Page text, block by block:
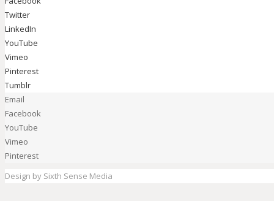
Twitter
LinkedIn
YouTube
Vimeo
Pinterest
Tumblr
Email
Facebook
YouTube
Vimeo
Pinterest
Design by Sixth Sense Media